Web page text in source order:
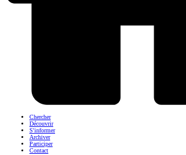
Chercher
Découvrir
S'informer
Archiver
Participer
Contact